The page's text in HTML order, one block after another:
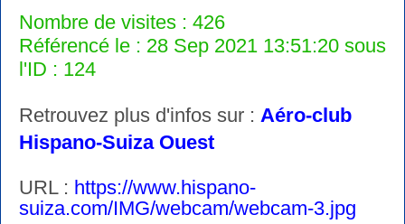
Nombre de visites : 426
Référencé le : 28 Sep 2021 13:51:20 sous
l'ID : 124
Retrouvez plus d'infos sur : Aéro-club
Hispano-Suiza Ouest
URL : https://www.hispano-
suiza.com/IMG/webcam/webcam-3.jpg